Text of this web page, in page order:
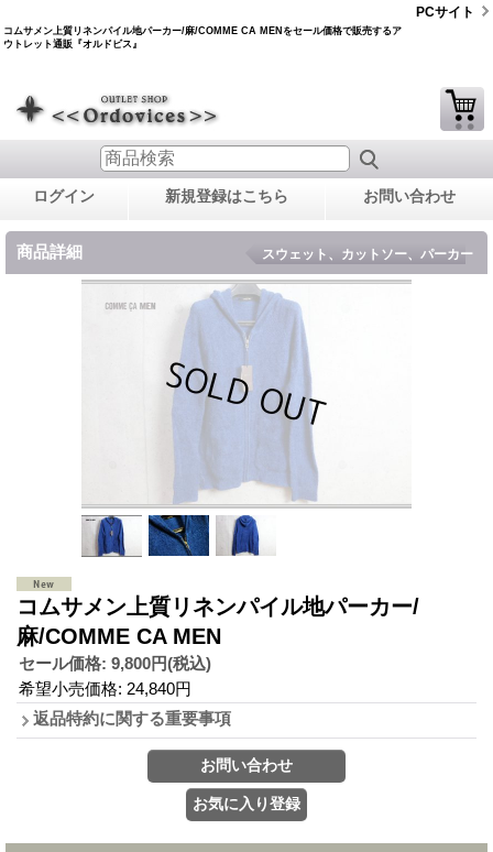
コムサメン上質リネンパイル地パーカー/麻/COMME CA MENをセール価格で販売するア
ウトレット通販『オルドビス』
PCサイト
ログイン 新規登録はこちら お問い合わせ
商品詳細 スウェット、カットソー、パーカー
コムサメン上質リネンパイル地パーカー/
麻/COMME CA MEN
セール価格: 9,800円(税込)
希望小売価格: 24,840円
返品特約に関する重要事項